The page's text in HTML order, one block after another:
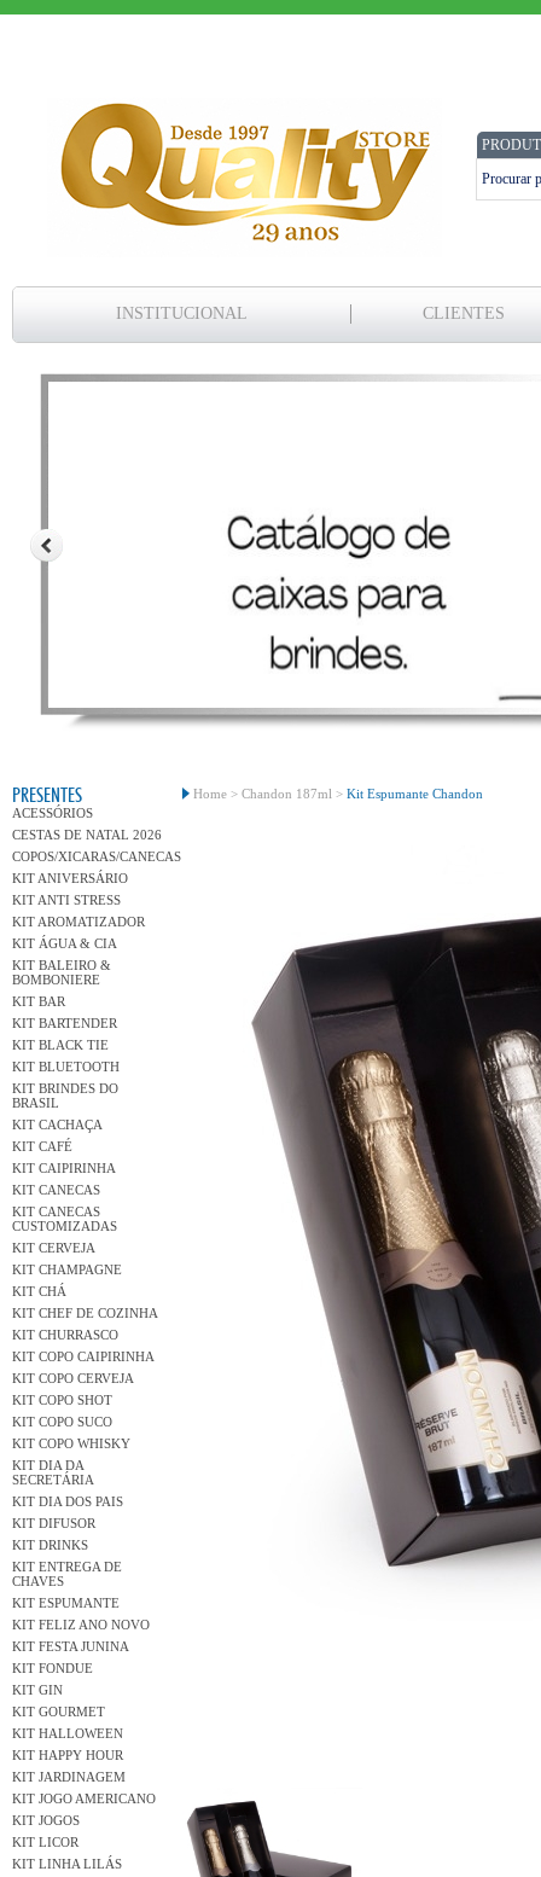
INSTITUCIONAL CLIENTES
PRESENTES
ACESSÓRIOS
CESTAS DE NATAL 2026
COPOS/XICARAS/CANECAS
KIT ANIVERSÁRIO
KIT ANTI STRESS
KIT AROMATIZADOR
KIT ÁGUA & CIA
KIT BALEIRO &
BOMBONIERE
KIT BAR
KIT BARTENDER
KIT BLACK TIE
KIT BLUETOOTH
KIT BRINDES DO
BRASIL
KIT CACHAÇA
KIT CAFÉ
KIT CAIPIRINHA
KIT CANECAS
KIT CANECAS
CUSTOMIZADAS
KIT CERVEJA
KIT CHAMPAGNE
KIT CHÁ
KIT CHEF DE COZINHA
KIT CHURRASCO
KIT COPO CAIPIRINHA
KIT COPO CERVEJA
KIT COPO SHOT
KIT COPO SUCO
KIT COPO WHISKY
KIT DIA DA
SECRETÁRIA
KIT DIA DOS PAIS
KIT DIFUSOR
KIT DRINKS
KIT ENTREGA DE
CHAVES
KIT ESPUMANTE
KIT FELIZ ANO NOVO
KIT FESTA JUNINA
KIT FONDUE
KIT GIN
KIT GOURMET
KIT HALLOWEEN
KIT HAPPY HOUR
KIT JARDINAGEM
KIT JOGO AMERICANO
KIT JOGOS
KIT LICOR
KIT LINHA LILÁS
Home > Chandon 187ml > Kit Espumante Chandon